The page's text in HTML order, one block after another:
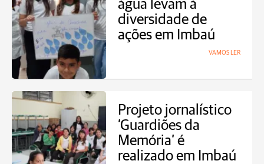
água levam à
diversidade de
ações em Imbaú
VAMOS LER
Projeto jornalístico
‘Guardiões da
Memória’ é
realizado em Imbaú